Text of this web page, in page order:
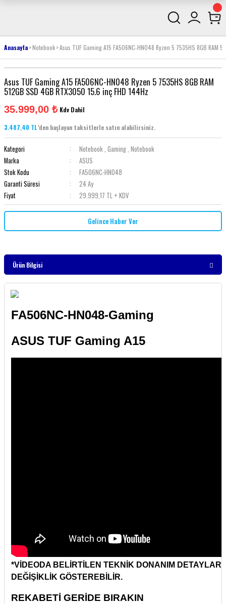
Anasayfa Notebook Asus TUF Gaming A15 FA506NC-HN048 Ryzen 5 7535HS 8GB RAM
Asus TUF Gaming A15 FA506NC-HN048 Ryzen 5 7535HS 8GB RAM
512GB SSD 4GB RTX3050 15.6 inç FHD 144Hz
35.999,00 ₺ Kdv Dahil
3.487,40 TL'den başlayan taksitlerle satın alabilirsiniz.
Kategori Notebook, Gaming, Notebook
Marka
ASUS
Stok Kodu
FA506NC-HN048
Garanti Süresi
24 Ay
Fiyat
29.999,17 TL + KDV
Gelince Haber Ver
Ürün Bilgisi
FA506NC-HN048-Gaming
ASUS TUF Gaming A15
*VİDEODA BELİRTİLEN TEKNİK DONANIM
DEĞİŞİKLİK GÖSTEREBİLİR.
REKABETİ GERİDE BIRAKIN